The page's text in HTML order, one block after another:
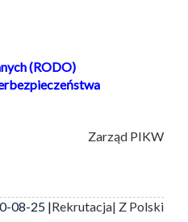
(RODO)
Zarząd PIKW
08-25 |Rekrutacja| Z Polski